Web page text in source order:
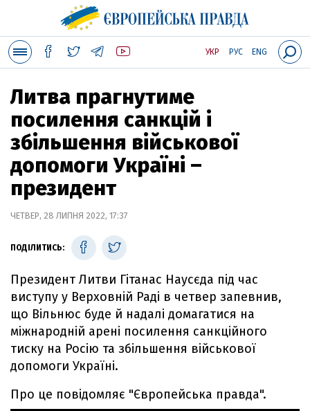
УКР РУС ENG
Литва прагнутиме
посилення санкцій і
збільшення військової
допомоги Україні –
президент
ЧЕТВЕР, 28 ЛИПНЯ 2022, 17:37
ПОДІЛИТИСЬ:
Президент Литви Гітанас Наусєда під час
виступу у Верховній Раді в четвер запевнив,
що Вільнюс буде й надалі домагатися на
міжнародній арені посилення санкційного
тиску на Росію та збільшення військової
допомоги Україні.
Про це повідомляє "Європейська правда".